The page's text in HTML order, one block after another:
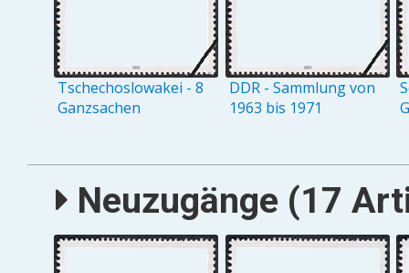
Tschechoslowakei - 8
Ganzsachen
DDR - Sammlung von
1963 bis 1971
Neuzugänge (17